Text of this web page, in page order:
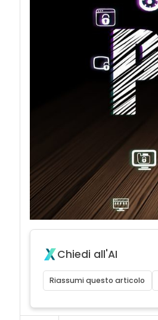
Chiedi all'AI
Riassumi questo articolo